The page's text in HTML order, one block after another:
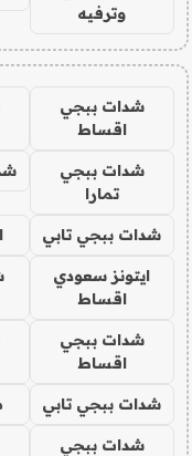
وترفيه
شدات ببجي
اقساط
شدات ببجي
تمارا
شدات ببجي تابي
ايتونز سعودي
اقساط
شدات ببجي
اقساط
شدات ببجي تابي
شدات ببجي